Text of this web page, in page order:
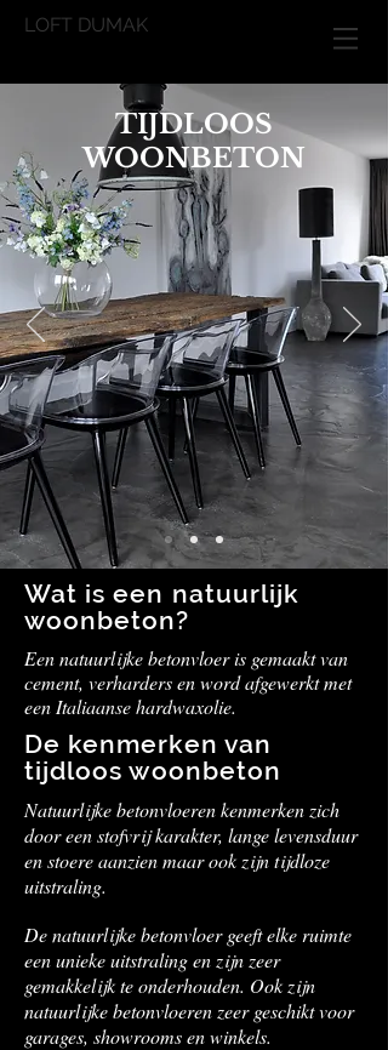
LOFT DUMAK
TIJDLOOS
WOONBETON
Wat is een natuurlijk
woonbeton?
Een natuurlijke betonvloer is gemaakt van
cement, verharders en word afgewerkt met
een Italiaanse hardwaxolie.
De kenmerken van
tijdloos woonbeton
Natuurlijke betonvloeren kenmerken zich
door een stofvrij karakter, lange levensduur
en stoere aanzien maar ook zijn tijdloze
uitstraling.
De natuurlijke betonvloer geeft elke ruimte
een unieke uitstraling en zijn zeer
gemakkelijk te onderhouden. Ook zijn
natuurlijke betonvloeren zeer geschikt voor
garages, showrooms en winkels.